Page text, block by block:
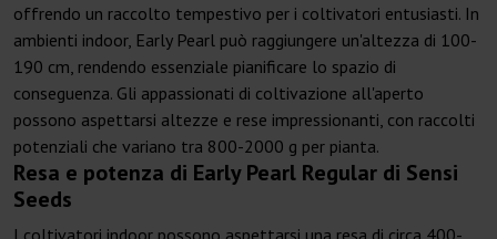
offrendo un raccolto tempestivo per i coltivatori entusiasti. In
ambienti indoor, Early Pearl può raggiungere un'altezza di 100-
190 cm, rendendo essenziale pianificare lo spazio di
conseguenza. Gli appassionati di coltivazione all'aperto
possono aspettarsi altezze e rese impressionanti, con raccolti
potenziali che variano tra 800-2000 g per pianta.
Resa e potenza di Early Pearl Regular di Sensi
Seeds